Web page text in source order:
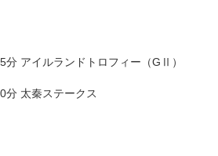
分 アイルランドトロフィー（GⅡ）
分 太秦ステークス